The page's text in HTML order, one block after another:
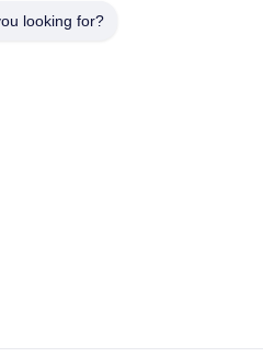
Новый район Лунхуа,
looking for?